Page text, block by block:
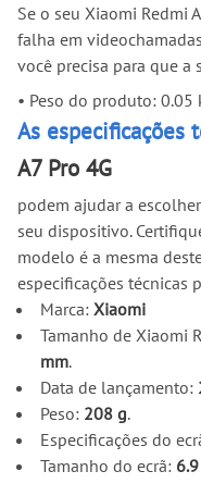
Se o seu Xiaomi Redmi
falha em
você precisa para que
• Peso do produto: 0.05
As especificações
A7 Pro 4G
podem ajudar a
seu dispositivo.
modelo é a mesma
especificações técnicas
Marca: Xiaomi
Tamanho de Xiaomi
mm.
Data de lançamento:
Peso: 208 g.
Especificações do
Tamanho do ecrã: